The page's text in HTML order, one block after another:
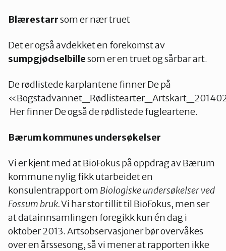
Blærestarrsom er nær truet
Det er også avdekket en forekomst av
sumpgjødselbillesom er en truet og sårbar art.
De rødlistede karplantene finner De på
Her finner De også de rødlistede fugleartene.
Bærum kommunes undersøkelser
Vi er kjent med at BioFokus på oppdrag av Bærum
kommune nylig fikk utarbeidet en
konsulentrapport om Biologiske undersøkelser ved
Fossum bruk.Vi har stor tillit til BioFokus, men ser
at datainnsamlingen foregikk kun én dag i
oktober 2013. Artsobservasjoner bør overvåkes
over en årssesong, så vi mener at rapporten ikke